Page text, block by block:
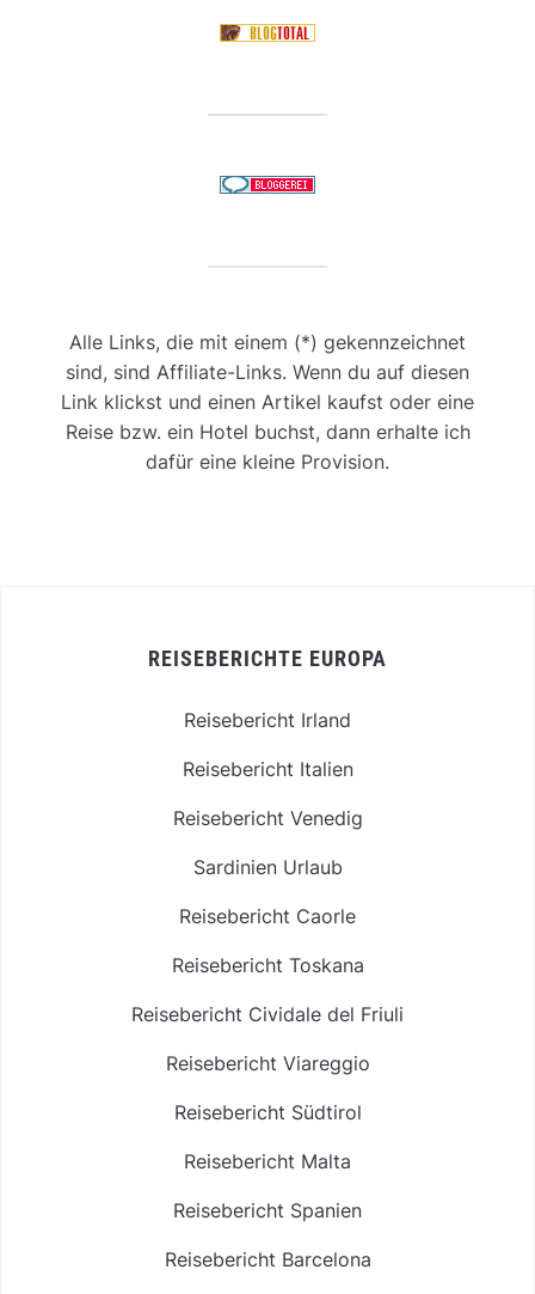
Alle Links, die mit einem (*) gekennzeichnet
sind, sind Affiliate-Links. Wenn du auf diesen
Link klickst und einen Artikel kaufst oder eine
Reise bzw. ein Hotel buchst, dann erhalte ich
dafür eine kleine Provision.
REISEBERICHTE EUROPA
Reisebericht Irland
Reisebericht Italien
Reisebericht Venedig
Sardinien Urlaub
Reisebericht Caorle
Reisebericht Toskana
Reisebericht Cividale del Friuli
Reisebericht Viareggio
Reisebericht Südtirol
Reisebericht Malta
Reisebericht Spanien
Reisebericht Barcelona